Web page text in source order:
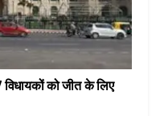
विधायकों को जीत के लिए